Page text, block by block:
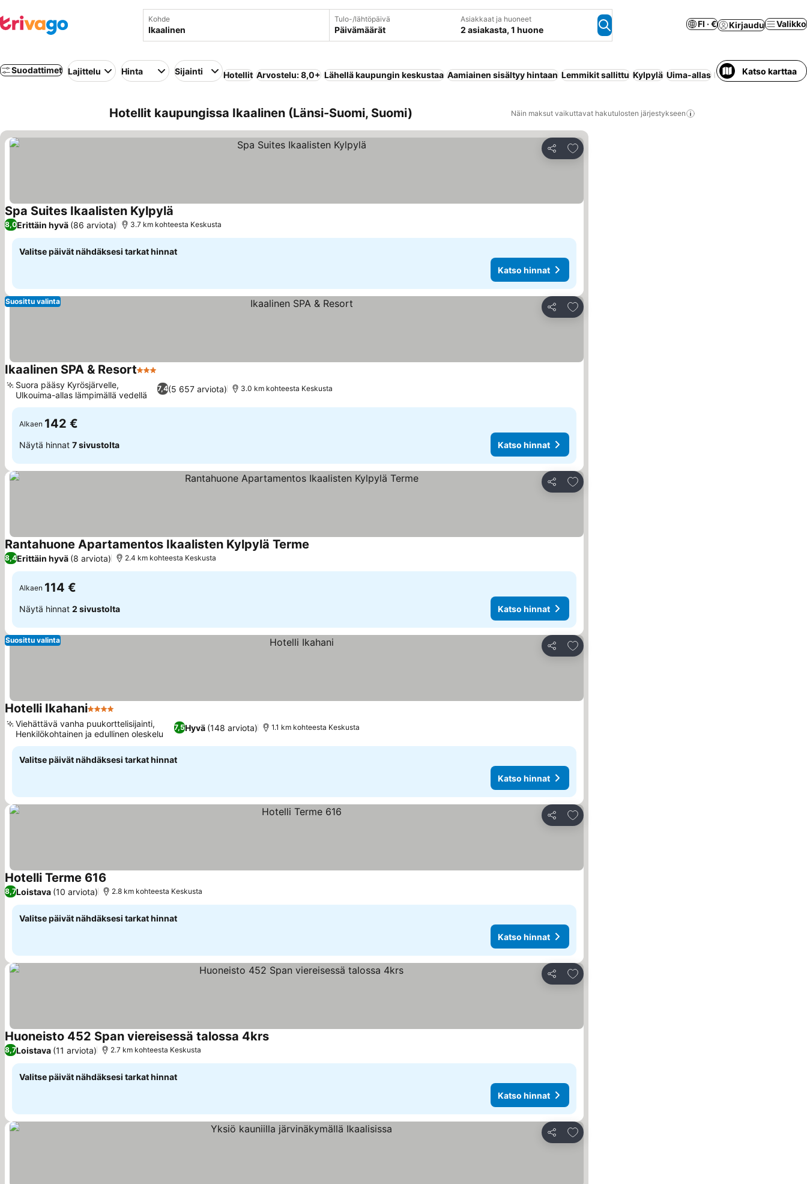
Kohde Tulo-/lähtöpäivä
Päivämäärät
Asiakkaat ja huoneet
2 asiakasta, 1 huone
FI · € Kirjaudu Valikko
Suodattimet Lajittelu Hinta Sijainti Hotellit Arvostelu: 8,0+ Lähellä kaupungin keskustaa Aamiainen sisältyy hintaan Lemmikit sallittu Kylpylä Uima-allas KuntosaliKatso karttaa
Hotellit kaupungissa Ikaalinen (Länsi-Suomi, Suomi) Näin maksut vaikuttavat hakutulosten järjestykseen
Jaa
Lisää suosikkeihin
Spa Suites Ikaalisten Kylpylä
8,0Erittäin hyvä (86 arviota) 3.7 km kohteesta Keskusta
Valitse päivät nähdäksesi tarkat hinnat
Katso hinnat
Jaa
Lisää suosikkeihin
Suosittu valinta
Ikaalinen SPA & Resort3 Tähtiluokitus
7,4(5 657 arviota)
Suora pääsy Kyrösjärvelle,
Ulkouima-allas lämpimällä vedellä
3.0 km kohteesta Keskusta
Alkaen 142 €
Näytä hinnat 7 sivustolta Katso hinnat
Jaa
Lisää suosikkeihin
Rantahuone Apartamentos Ikaalisten Kylpylä Terme
8,4Erittäin hyvä (8 arviota) 2.4 km kohteesta Keskusta
Alkaen 114 €
Näytä hinnat 2 sivustolta Katso hinnat
Jaa
Lisää suosikkeihin
Suosittu valinta
Hotelli Ikahani4 Tähtiluokitus
7,5Hyvä (148 arviota)
Viehättävä vanha puukorttelisijainti,
Henkilökohtainen ja edullinen oleskelu
1.1 km kohteesta Keskusta
Valitse päivät nähdäksesi tarkat hinnat
Katso hinnat
Jaa
Lisää suosikkeihin
Hotelli Terme 616
8,7Loistava (10 arviota) 2.8 km kohteesta Keskusta
Valitse päivät nähdäksesi tarkat hinnat
Katso hinnat
Jaa
Lisää suosikkeihin
Huoneisto 452 Span viereisessä talossa 4krs
8,7Loistava (11 arviota) 2.7 km kohteesta Keskusta
Valitse päivät nähdäksesi tarkat hinnat
Katso hinnat
Jaa
Lisää suosikkeihin